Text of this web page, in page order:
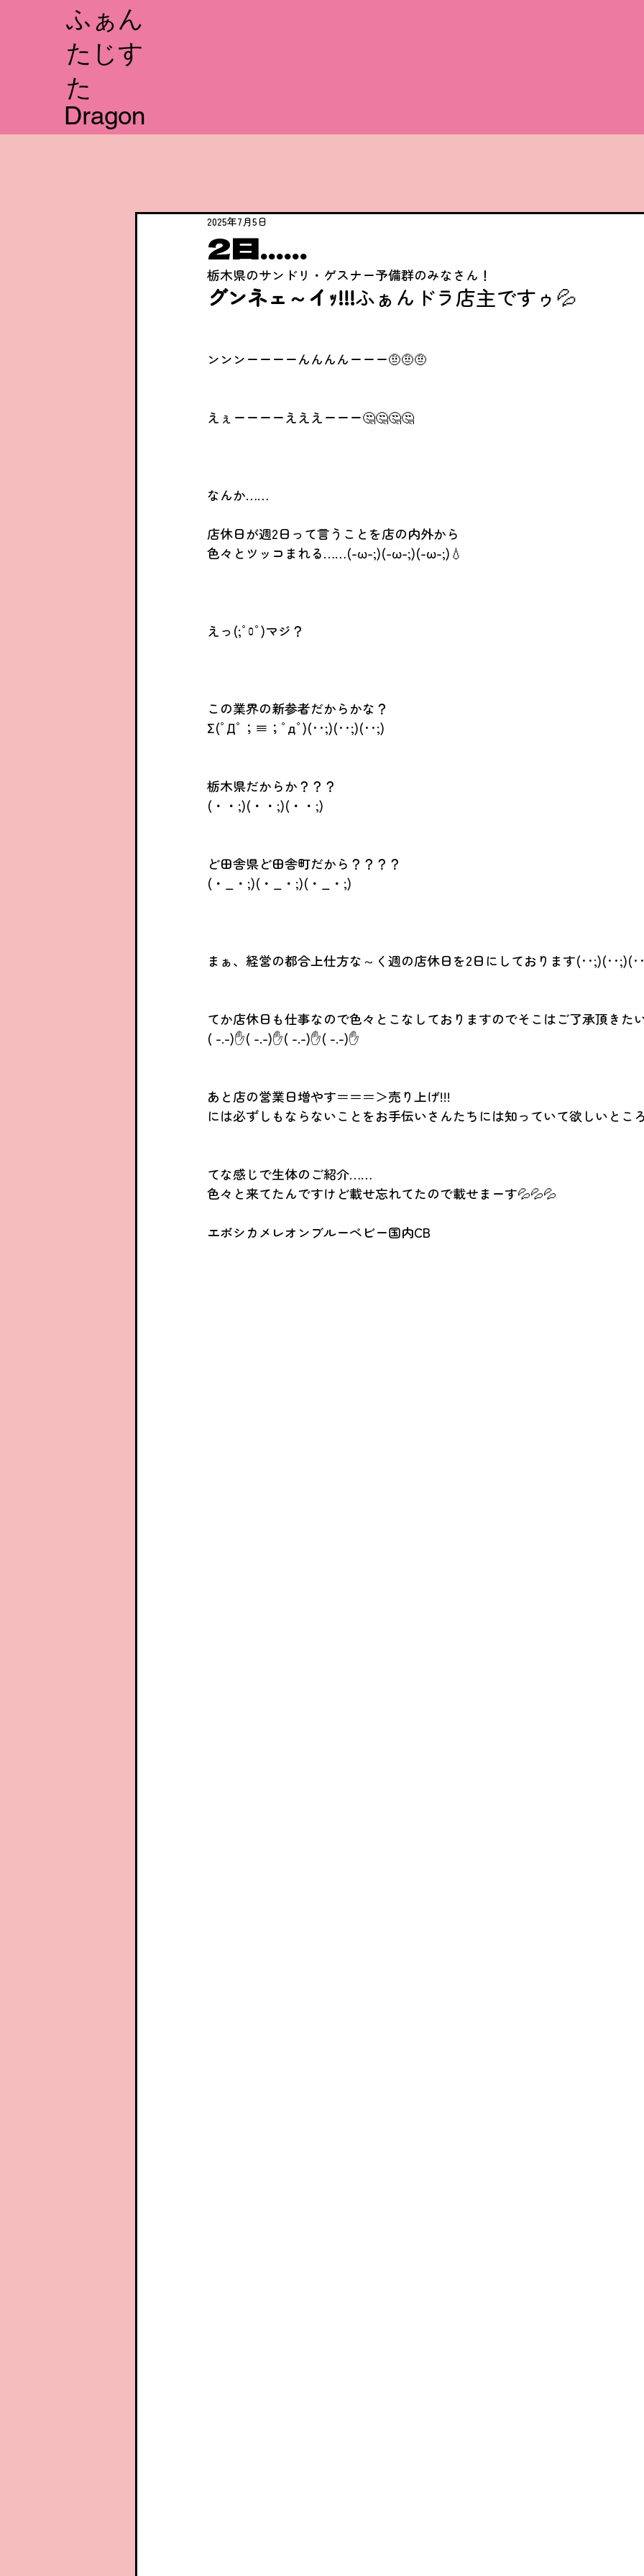
​ふぁん
たじす
た
Dragon
2日……
2025年7月5日
栃木県のサンドリ・ゲスナー予備群のみなさん！
グンネェ～イｯ!!!ふぁんドラ店主ですゥ💦
ンンンーーーーんんんんーーー🤨🤨🤨
えぇーーーーえええーーー🤔🤔🤔🤔
なんか……
店休日が週2日って言うことを店の内外から
色々とツッコまれる……(-ω-;)(-ω-;)(-ω-;)💧
えっ(;ﾟﾛﾟ)マジ？
この業界の新参者だからかな？
Σ(ﾟДﾟ；≡；ﾟдﾟ)(‥;)(‥;)(‥;)
栃木県だからか？？？
(・・;)(・・;)(・・;)
ど田舎県ど田舎町だから？？？？
(・_・;)(・_・;)(・_・;)
まぁ、経営の都合上仕方な～く週の店休日を2日にしております
てか店休日も仕事なので色々とこなしておりますのでそこはご了承頂き
( -.-)✋( -.-)✋( -.-)✋( -.-)✋
あと店の営業日増やす＝＝＝＞売り上げ!!!
には必ずしもならないことをお手伝いさんたちには知っていて欲しいと
てな感じで生体のご紹介……
色々と来てたんですけど載せ忘れてたので載せまーす💦💦💦
エボシカメレオンブルーベビー国内CB